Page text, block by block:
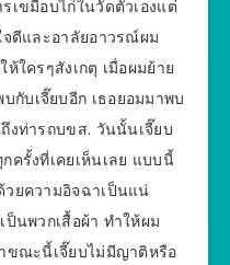
เขมือบไก่ในวัดตัวเองแต่
จดีและอาลัยอาวรณ์ผม
ใครๆสังเกตุ เมื่อผมย้าย
กับเจี๊ยบอีก เธอยอมมาพบ
งท่ารถบขส. วันนั้นเจี๊ยบ
ครั้งที่เคยเห็นเลย แบบนี้
วยความอิจฉาเป็นแน่
ป็นพวกเสื้อผ้า ทำให้ผม
ขณะนี้เจี๊ยบไม่มีญาติหรือ